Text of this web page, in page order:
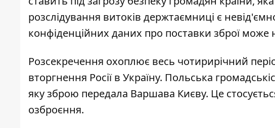
розслідування витоків держтаємниці є
конфіденційних даних про поставки зброї може
Розсекречення охоплює весь чотирирічний
вторгнення Росії в Україну. Польська
яку зброю передала Варшава Києву. Це
озброєння.